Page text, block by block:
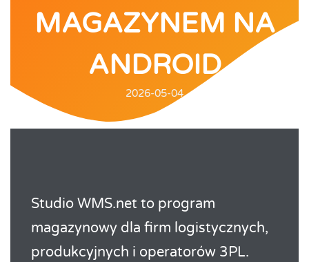
MAGAZYNEM NA
ANDROID
2026-05-04
Studio WMS.net to program
magazynowy dla firm logistycznych,
produkcyjnych i operatorów 3PL.